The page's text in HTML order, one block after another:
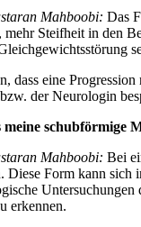
Mahboobi: Das
mehr Steifheit in den
dass eine
der Neurologin
meine schubförmige
Mahboobi: Bei
Diese Form kann
erkennen.